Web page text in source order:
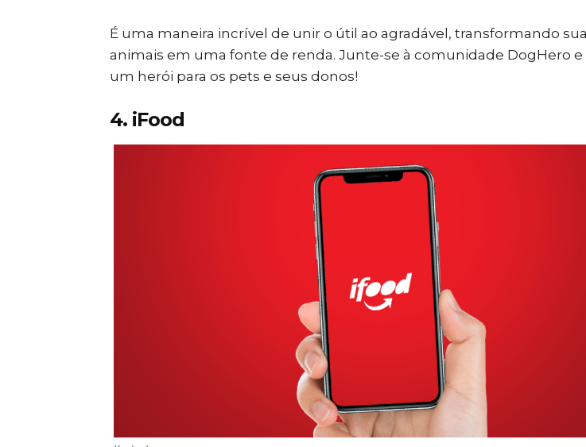
É uma maneira incrível de unir o útil ao agradável, transformando
animais em uma fonte de renda. Junte-se à comunidade DogHero
um herói para os pets e seus donos!
4. iFood